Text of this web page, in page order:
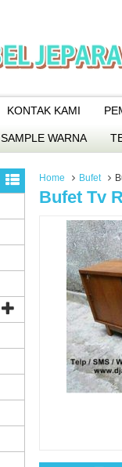
KONTAK KAMI
SAMPLE WARNA
Home Bufet
Bufet Tv